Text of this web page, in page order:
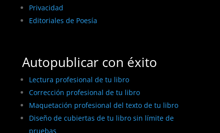
Privacidad
Editoriales de Poesía
Autopublicar con éxito
Lectura profesional de tu libro
Corrección profesional de tu libro
Maquetación profesional del texto de tu libro
Diseño de cubiertas de tu libro sin límite de
pruebas